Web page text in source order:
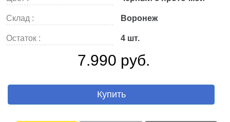
Склад : Воронеж
Остаток : 4 шт.
7.990 руб.
Купить